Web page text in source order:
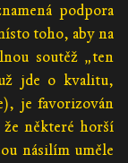
podpora
toho, aby na
soutěž „ten
jde o kvalitu,
je favorizován
některé horší
násilím uměle